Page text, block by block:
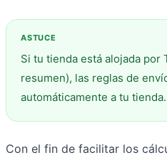
Si tu tienda está alojada por
resumen), las reglas de
automáticamente a tu tienda.
Con el fin de facilitar los